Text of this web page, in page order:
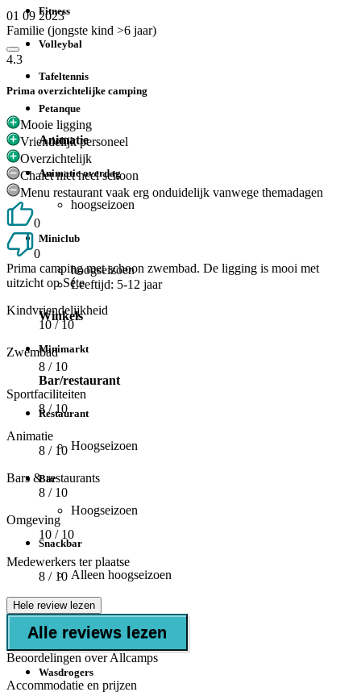
Fitness
Volleybal
Tafeltennis
Petanque
Animatie
Animatie overdag
hoogseizoen
Miniclub
hoogseizoen
Leeftijd: 5-12 jaar
Winkels
Minimarkt
Bar/restaurant
Restaurant
Hoogseizoen
Bar
Hoogseizoen
Snackbar
Alleen hoogseizoen
Sanitair
Wasmachines
Wasdrogers
01 09 2023
Familie (jongste kind >6 jaar)
4.3
Prima overzichtelijke camping
Mooie ligging
Vriendelijk personeel
Overzichtelijk
Chalet niet heel schoon
Menu restaurant vaak erg onduidelijk vanwege themadagen
0
0
Prima camping met schoon zwembad. De ligging is mooi met
uitzicht op Séte
Kindvriendelijkheid
10/ 10
Zwembad
8 / 10
Sportfaciliteiten
8 / 10
Animatie
8 / 10
Bars & restaurants
8 / 10
Omgeving
10 / 10
Medewerkers ter plaatse
8 / 10
Hele review lezen
Alle reviews lezen
Beoordelingen over Allcamps
Accommodatie en prijzen